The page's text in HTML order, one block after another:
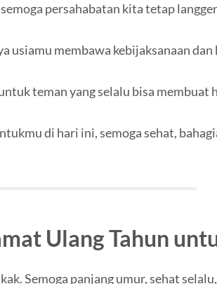
persahabatan kita tetap
usiamu membawa kebijaksanaan dan
teman yang selalu bisa membuat
di hari ini, semoga sehat,
Ulang Tahun
Semoga panjang umur, sehat